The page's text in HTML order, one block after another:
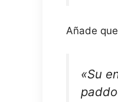
Añade
«Su